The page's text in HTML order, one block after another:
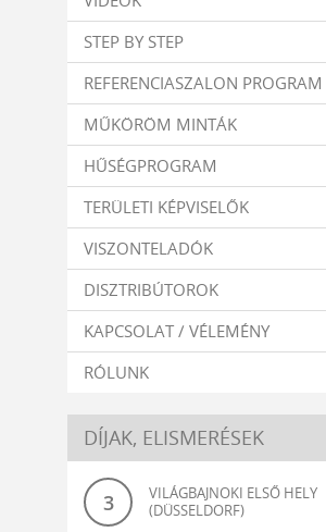
STEP BY STEP
REFERENCIASZALON PROGRAM
MŰKÖRÖM MINTÁK
HŰSÉGPROGRAM
TERÜLETI KÉPVISELŐK
VISZONTELADÓK
DISZTRIBÚTOROK
KAPCSOLAT / VÉLEMÉNY
RÓLUNK
DÍJAK, ELISMERÉSEK
3
VILÁGBAJNOKI ELSŐ HELY
(DÜSSELDORF)